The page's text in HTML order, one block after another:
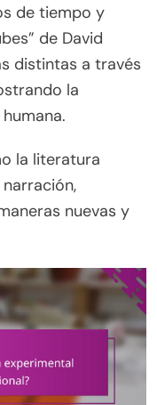
de tiempo y
de David
distintas a través
la
la literatura
nuevas y